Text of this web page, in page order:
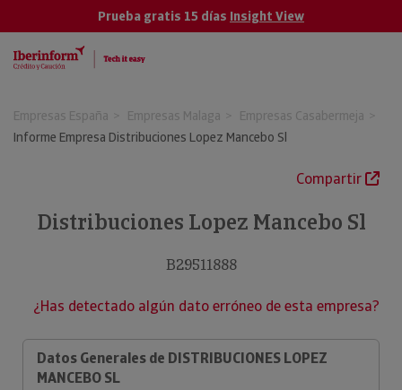
Prueba gratis 15 días Insight View
Empresas España Empresas Malaga
Empresas Casabermeja
Informe Empresa Distribuciones Lopez Mancebo Sl
Compartir
Distribuciones Lopez Mancebo Sl
B29511888
¿Has detectado algún dato erróneo de esta empresa?
Datos Generales de DISTRIBUCIONES LOPEZ
MANCEBO SL